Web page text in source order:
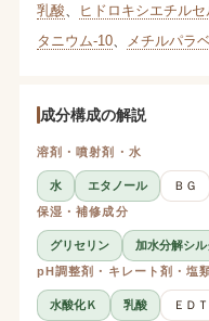
乳酸
ヒドロキシエチルセ
タニウム-10、 メチルパラ
成分構成の解説
溶剤・噴射剤・水
水 エタノール
ＢＧ
保湿・補修成分
グリセリン
加水分解シル
pH調整剤・キレート剤・塩
水酸化Ｋ 乳酸
ＥＤ